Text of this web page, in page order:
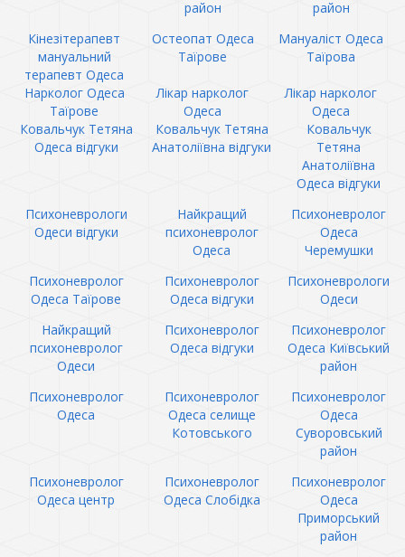
район
район
Кінезітерапевт
мануальний
терапевт Одеса
Остеопат Одеса
Таїрове
Мануаліст Одеса
Таїрова
Нарколог Одеса
Таїрове
Лікар нарколог
Одеса
Лікар нарколог
Одеса
Ковальчук Тетяна
Одеса відгуки
Ковальчук Тетяна
Анатоліївна відгуки
Ковальчук
Тетяна
Анатоліївна
Одеса відгуки
Психоневрологи
Одеси відгуки
Найкращий
психоневролог
Одеса
Психоневролог
Одеса
Черемушки
Психоневролог
Одеса Таїрове
Психоневролог
Одеса відгуки
Психоневрологи
Одеси
Найкращий
психоневролог
Одеси
Психоневролог
Одеса відгуки
Психоневролог
Одеса Київський
район
Психоневролог
Одеса
Психоневролог
Одеса селище
Котовського
Психоневролог
Одеса
Суворовський
район
Психоневролог
Одеса центр
Психоневролог
Одеса Слобідка
Психоневролог
Одеса
Приморський
район